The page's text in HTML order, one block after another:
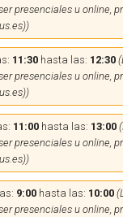
presenciales u online,
11:30hasta las: 12:30
presenciales u online,
11:00hasta las: 13:00
presenciales u online,
9:00hasta las: 10:00
presenciales u online,